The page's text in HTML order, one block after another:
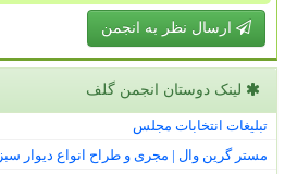
ارسال نظر به انجمن
لینک دوستان انجمن گلف
تبلیغات انتخابات مجلس
مستر گرین وال | مجری و طراح انواع دیوار سبز